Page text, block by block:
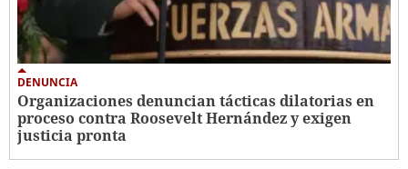
DENUNCIA
Organizaciones denuncian tácticas dilatorias en
proceso contra Roosevelt Hernández y exigen
justicia pronta